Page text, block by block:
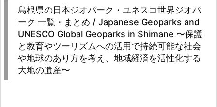
島根県の日本ジオパーク・ユネスコ世界ジオパ
ーク 一覧・まとめ / Japanese Geoparks and
UNESCO Global Geoparks in Shimane 〜保護
と教育やツーリズムへの活用で持続可能な社会
や地球のあり方を考え、地域経済を活性化する
大地の遺産〜